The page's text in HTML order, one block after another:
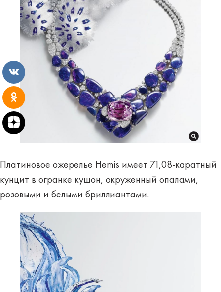
Платиновое ожерелье Hemis имеет 71,08-каратный
кунцит в огранке кушон, окруженный опалами,
розовыми и белыми бриллиантами.